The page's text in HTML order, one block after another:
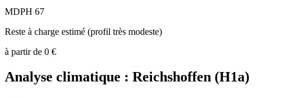
MDPH 67
Reste à charge estimé (profil très modeste)
à partir de 0 €
Analyse climatique : Reichshoffen (H1a)